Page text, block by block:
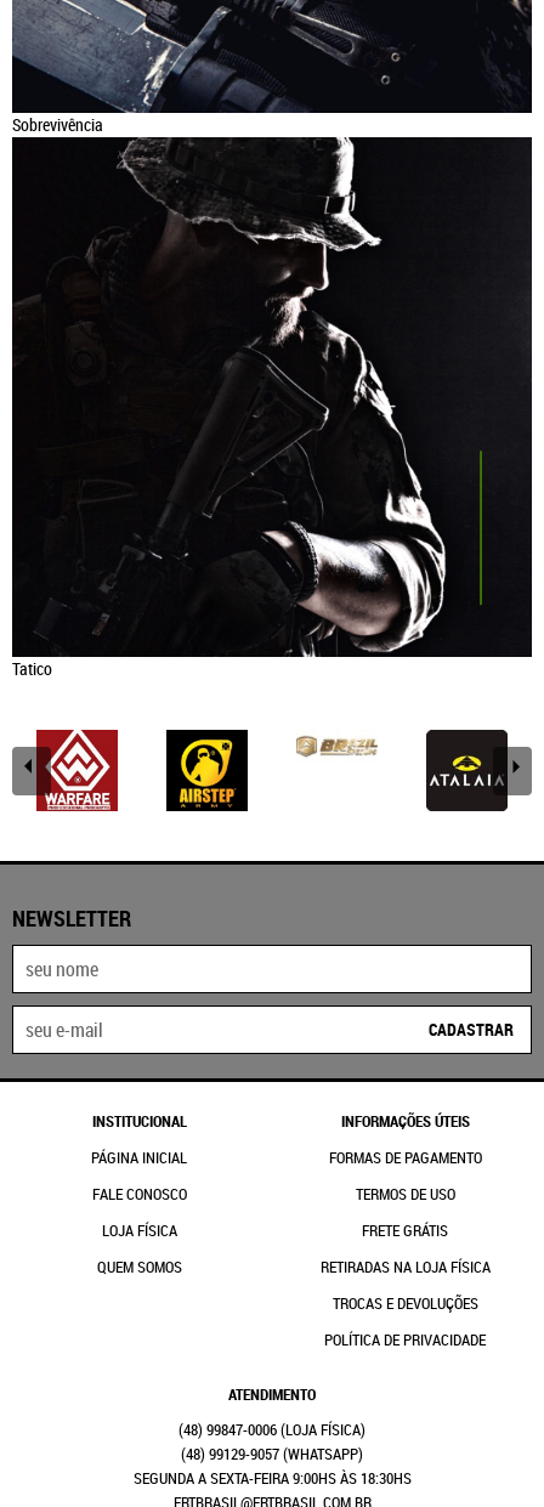
Sobrevivência
Tatico
NEWSLETTER
CADASTRAR
INSTITUCIONAL
PÁGINA INICIAL
FALE CONOSCO
LOJA FÍSICA
QUEM SOMOS
INFORMAÇÕES ÚTEIS
FORMAS DE PAGAMENTO
TERMOS DE USO
FRETE GRÁTIS
RETIRADAS NA LOJA FÍSICA
TROCAS E DEVOLUÇÕES
POLÍTICA DE PRIVACIDADE
ATENDIMENTO
(48) 99847-0006
(48) 99129-9057(WHATSAPP)
SEGUNDA A SEXTA-FEIRA 9:00HS ÀS 18:30HS
FRTBRASIL@FRTBRASIL.COM.BR